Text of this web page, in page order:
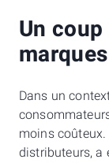
Un
Dans un
moins
distributeurs, a